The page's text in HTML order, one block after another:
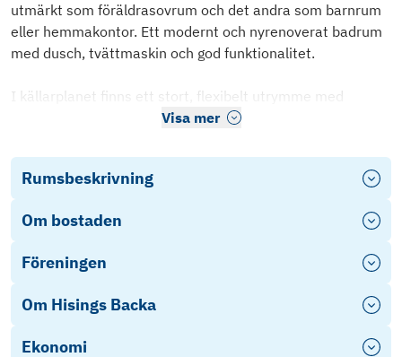
utmärkt som föräldrasovrum och det andra som barnrum
eller hemmakontor. Ett modernt och nyrenoverat badrum
med dusch, tvättmaskin och god funktionalitet.
I källarplanet finns ett stort, flexibelt utrymme med
Visa mer
Rumsbeskrivning
Om bostaden
Föreningen
Om Hisings Backa
Ekonomi